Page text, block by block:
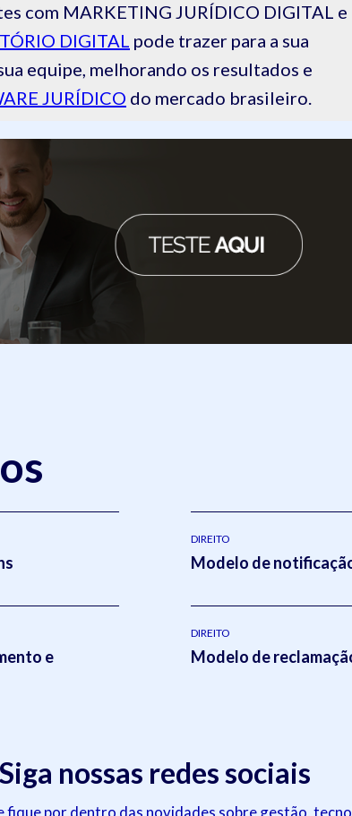
com MARKETING JURÍDICO DIGITAL e
DIGITAL pode trazer para a sua
equipe, melhorando os resultados e
JURÍDICO do mercado brasileiro.
DIREITO
Modelo de
e
DIREITO
Modelo de
Siga nossas redes sociais
fique por dentro das novidades sobre gestão,